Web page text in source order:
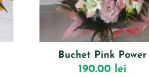
Buchet Pink Power
190.00 lei